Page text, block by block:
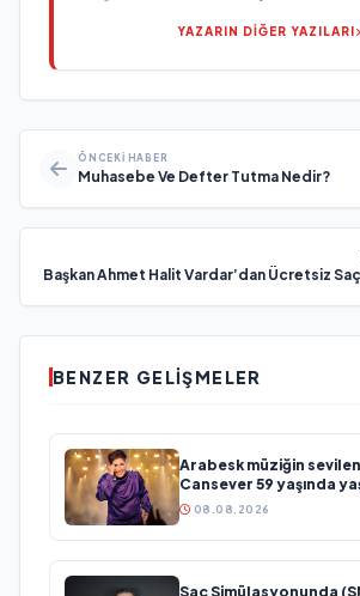
YAZARIN DİĞER YAZILARI
ÖNCEKI HABER
Muhasebe Ve Defter Tutma Nedir?
Başkan Ahmet Halit Vardar’dan Ücretsiz Saç
BENZER GELIŞMELER
Arabesk müziğin sevilen
Cansever 59 yaşında
08.08.2026
Saç Simülasyonunda